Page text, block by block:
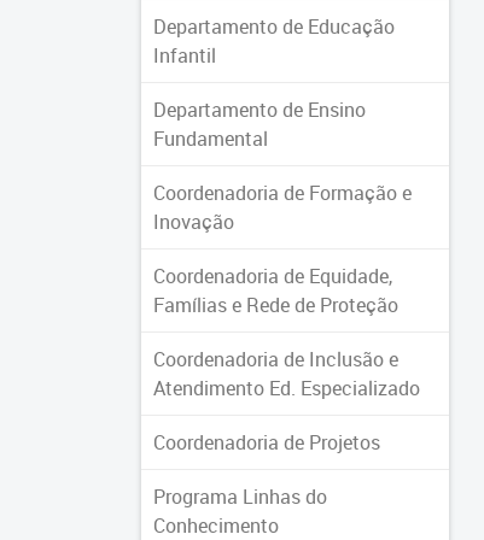
Departamento de Educação
Infantil
Departamento de Ensino
Fundamental
Coordenadoria de Formação e
Inovação
Coordenadoria de Equidade,
Famílias e Rede de Proteção
Coordenadoria de Inclusão e
Atendimento Ed. Especializado
Coordenadoria de Projetos
Programa Linhas do
Conhecimento